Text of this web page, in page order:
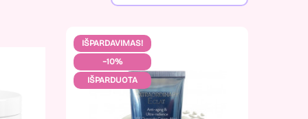
IŠPARDAVIMAS!
−10%
IŠPARDUOTA